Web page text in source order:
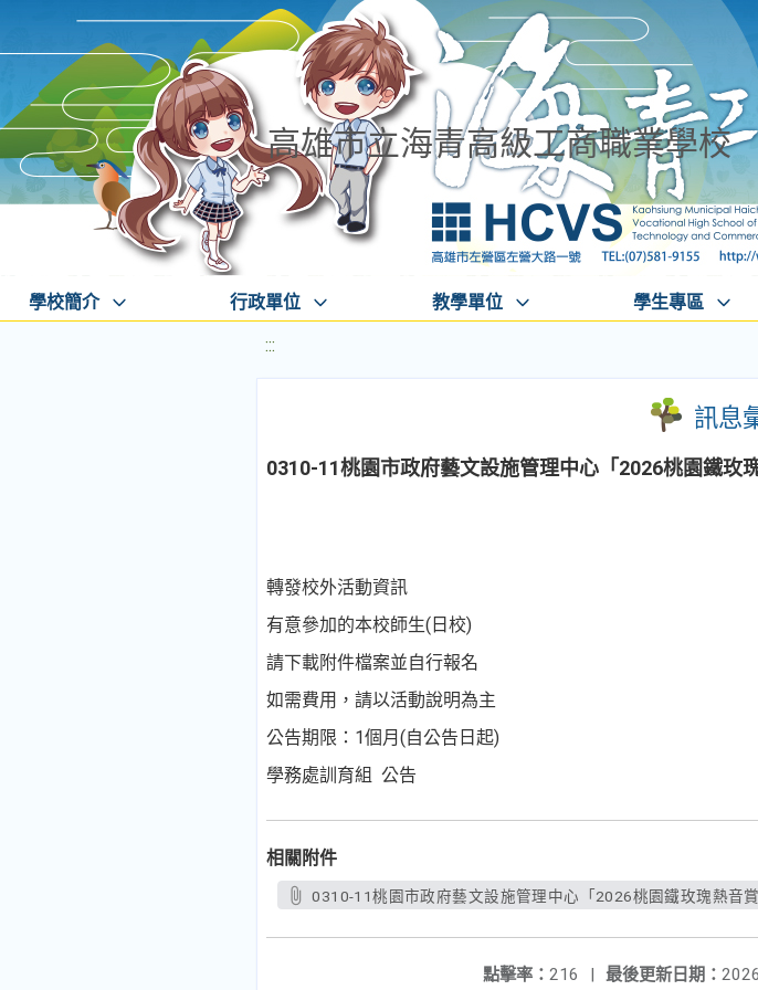
高雄市立海青高級工商職業學校
學校簡介 行政單位 教學單位 學生專區
:::
訊息
0310-11桃園市政府藝文設施管理中心「2026桃園鐵玫瑰
轉發校外活動資訊
有意參加的本校師生(日校)
請下載附件檔案並自行報名
如需費用，請以活動說明為主
公告期限：1個月(自公告日起)
學務處訓育組 公告
相關附件
0310-11桃園市政府藝文設施管理中心「2026桃園鐵玫瑰熱音
最後更新日期：
點擊率： 216 |